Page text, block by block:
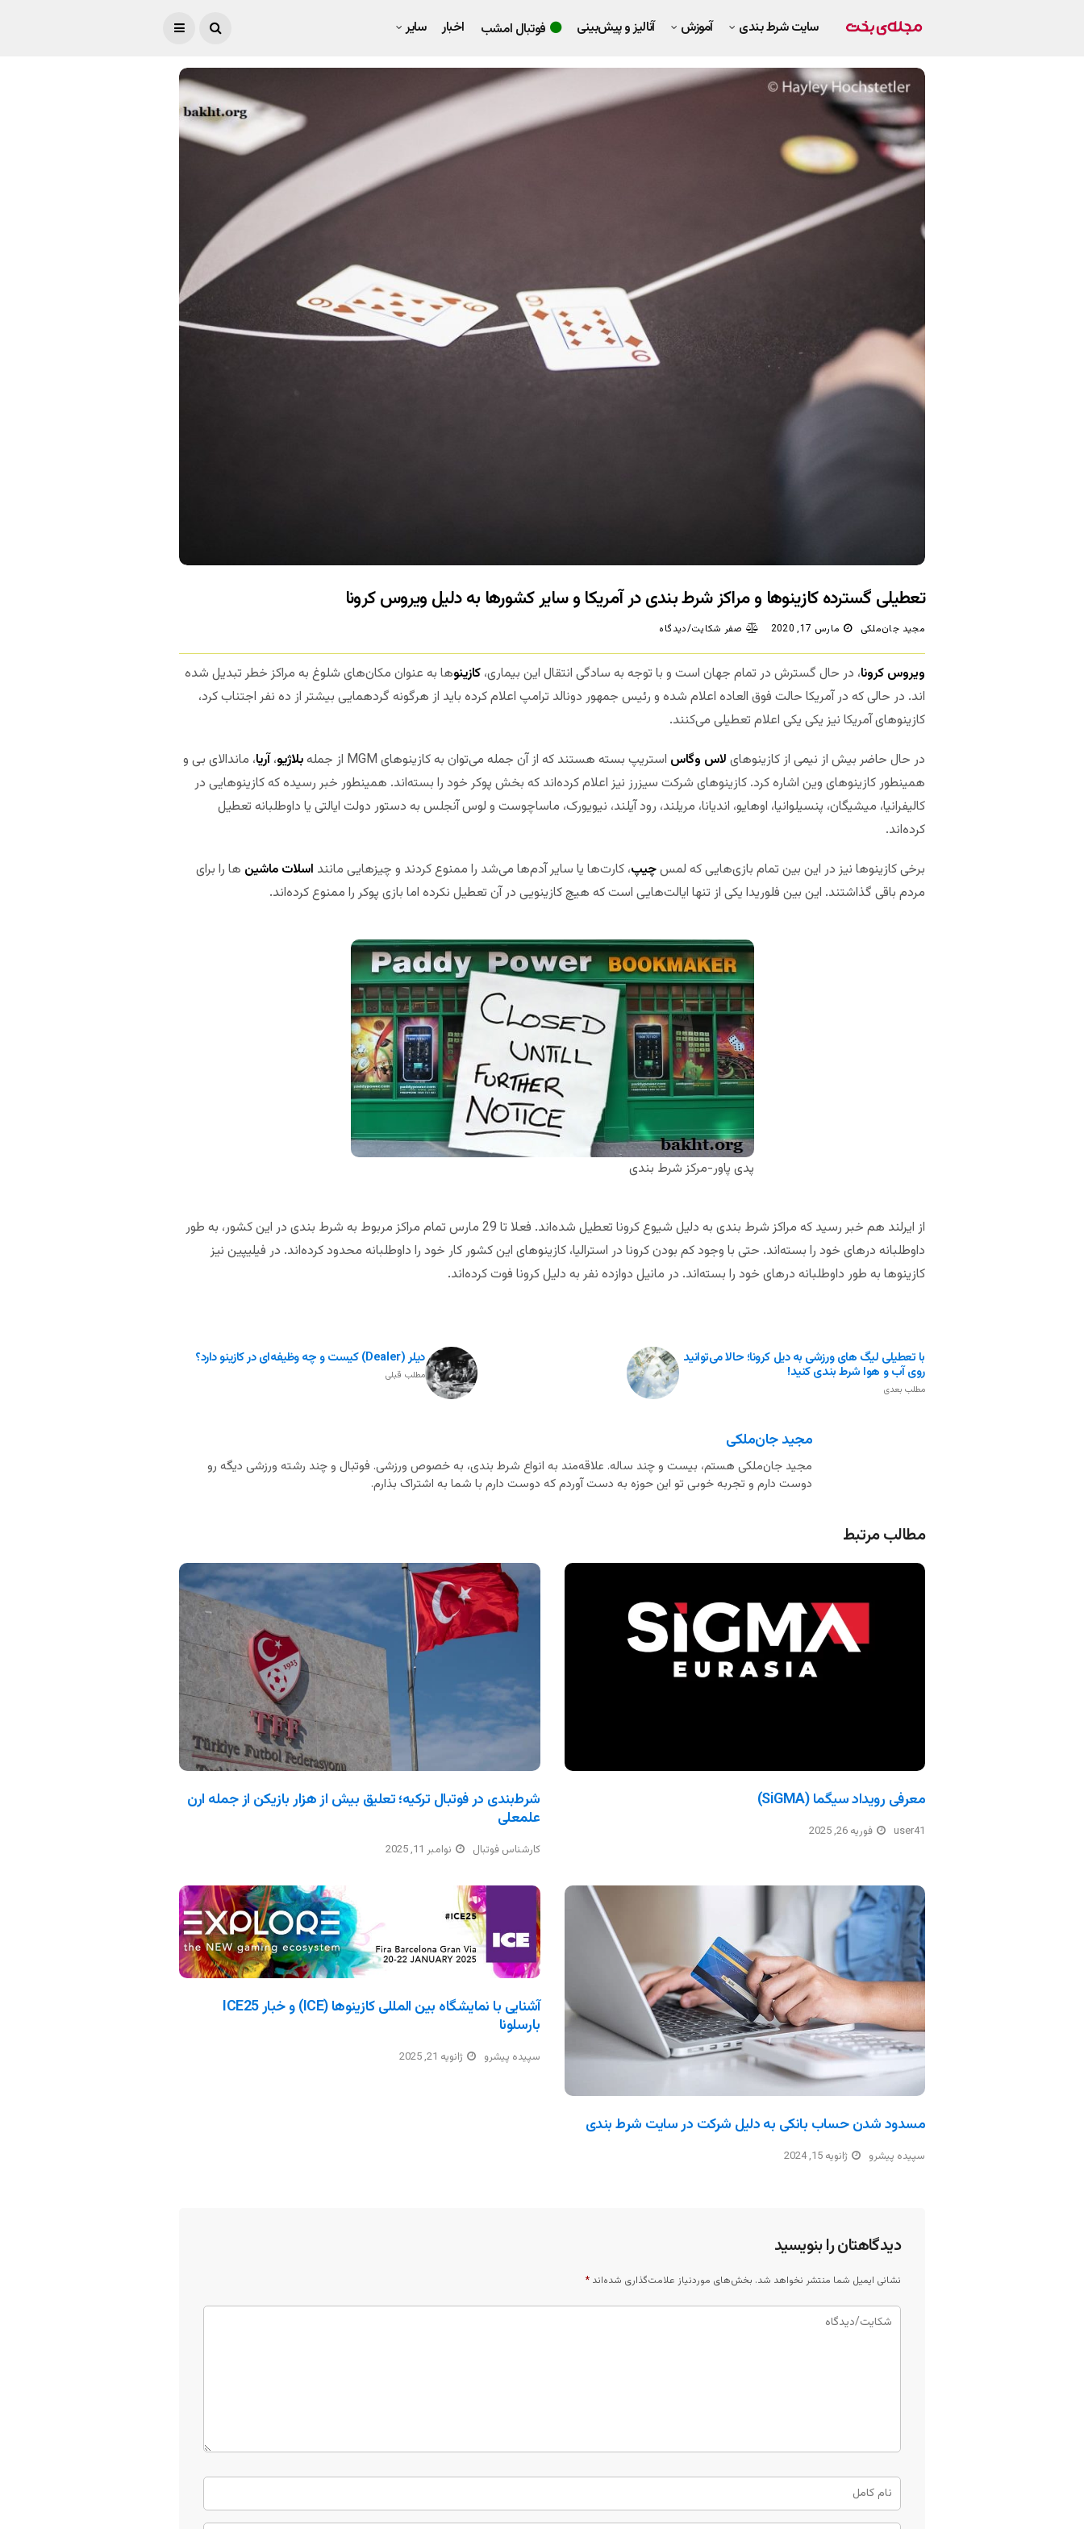
سایت شرط بندی آموزش آنالیز و پیش‌بینی فوتبال امشب اخبار سایر
تعطیلی گسترده کازینوها و مراکز شرط بندی در آمریکا و سایر کشورها به دلیل ویروس کرونا
مجید جان‌ملکی مارس 17, 2020 صفر شکایت/دیدگاه
ویروس کرونا، در حال گسترش در تمام جهان است و با توجه به سادگی انتقال این بیماری، کازینوها به عنوان مکان‌های شلوغ به مراکز خطر تبدیل شده
اند. در حالی که در آمریکا حالت فوق العاده اعلام شده و رئیس جمهور دونالد ترامپ اعلام کرده باید از هرگونه گردهمایی بیشتر از ده نفر اجتناب کرد،
کازینوهای آمریکا نیز یکی یکی اعلام تعطیلی می‌کنند.
در حال حاضر بیش از نیمی از کازینوهای لاس وگاس استریپ بسته هستند که از آن جمله می‌توان به کازینوهای MGM از جمله بلاژیو،آریا، ماندالای بی و
همینطور کازینوهای وین اشاره کرد. کازینوهای شرکت سیزرز نیز اعلام کرده‌اند که بخش پوکر خود را بسته‌اند. همینطور خبر رسیده که کازینوهایی در
کالیفرانیا، میشیگان، پنسیلوانیا، اوهایو، اندیانا، مریلند، رود آیلند، نیویورک، ماساچوست و لوس آنجلس به دستور دولت ایالتی یا داوطلبانه تعطیل
کرده‌اند.
برخی کازینوها نیز در این بین تمام بازی‌هایی که لمسچیپ، کارت‌ها یا سایر آدم‌ها می‌شد را ممنوع کردند و چیزهایی مانند اسلات ماشین ها را برای
مردم باقی گذاشتند. این بین فلوریدا یکی از تنها ایالت‌هایی است که هیچ کازینویی در آن تعطیل نکرده اما بازی پوکر را ممنوع کرده‌اند.
پدی پاور-مرکز شرط بندی
از ایرلند هم خبر رسید که مراکز شرط بندی به دلیل شیوع کرونا تعطیل شده‌اند. فعلا تا 29 مارس تمام مراکز مربوط به شرط بندی در این کشور، به طور
داوطلبانه درهای خود را بسته‌اند. حتی با وجود کم بودن کرونا در استرالیا، کازینوهای این کشور کار خود را داوطلبانه محدود کرده‌اند. در فیلیپین نیز
کازینوها به طور داوطلبانه درهای خود را بسته‌اند. در مانیل دوازده نفر به دلیل کرونا فوت کرده‌اند.
دیلر (Dealer) کیست و چه وظیفه‌ای در کازینو دارد؟
مطلب قبلی
با تعطیلی لیگ های ورزشی به دیل کرونا؛ حالا می‌توانید
روی آب و هوا شرط بندی کنید!
مطلب بعدی
مجید جان‌ملکی
مجید جان‌ملکی هستم، بیست و چند ساله. علاقه‌مند به انواع شرط بندی، به خصوص ورزشی. فوتبال و چند رشته ورزشی دیگه رو
دوست دارم و تجربه خوبی تو این حوزه به دست آوردم که دوست دارم با شما به اشتراک بذارم.
مطالب مرتبط
شرط‌بندی در فوتبال ترکیه؛ تعلیق بیش از هزار بازیکن از جمله ارن
علمعلی
کارشناس فوتبال نوامبر 11, 2025
معرفی رویداد سیگما (SiGMA)
user41 فوریه 26, 2025
آشنایی با نمایشگاه بین المللی کازینوها (ICE) و خبار ICE25
بارسلونا
سپیده پیشرو ژانویه 21, 2025
مسدود شدن حساب بانکی به دلیل شرکت در سایت شرط بندی
سپیده پیشرو ژانویه 15, 2024
دیدگاهتان را بنویسید
نشانی ایمیل شما منتشر نخواهد شد. بخش‌های موردنیاز علامت‌گذاری شده‌اند *